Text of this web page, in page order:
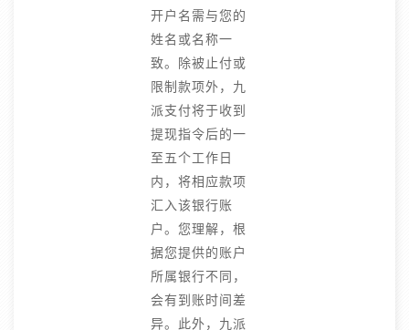
开户名需与您的
姓名或名称一
致。除被止付或
限制款项外，九
派支付将于收到
提现指令后的一
至五个工作日
内，将相应款项
汇入该银行账
户。您理解，根
据您提供的账户
所属银行不同，
会有到账时间差
异。此外，九派